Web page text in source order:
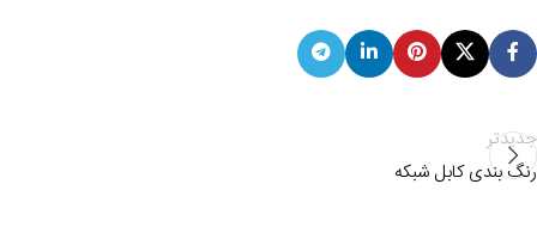
جدیدتر
رنگ بندی کابل شبکه